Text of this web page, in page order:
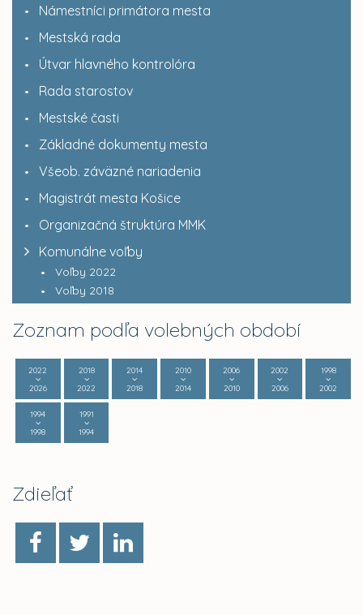
Námestníci primátora mesta
Mestská rada
Útvar hlavného kontrolóra
Rada starostov
Mestské časti
Základné dokumenty mesta
Všeob. záväzné nariadenia
Magistrát mesta Košice
Organizačná štruktúra MMK
Komunálne voľby
Voľby 2022
Voľby 2018
Zoznam podľa volebných období
2022
2026
2018
2022
2014
2018
2010
2014
2006
2010
2002
2006
1998
2002
1994
1998
1991
1994
Zdieľať